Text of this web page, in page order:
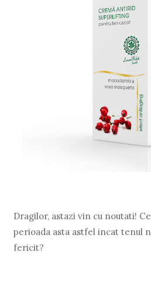
Dragilor, astazi vin cu noutati!
perioada asta astfel incat tenul
fericit?